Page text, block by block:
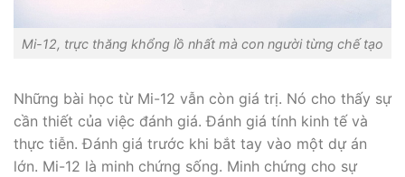
Mi-12, trực thăng khổng lồ nhất mà con người từng chế tạo
Những bài học từ Mi-12 vẫn còn giá trị. Nó cho thấy sự
cần thiết của việc đánh giá. Đánh giá tính kinh tế và
thực tiễn. Đánh giá trước khi bắt tay vào một dự án
lớn. Mi-12 là minh chứng sống. Minh chứng cho sự